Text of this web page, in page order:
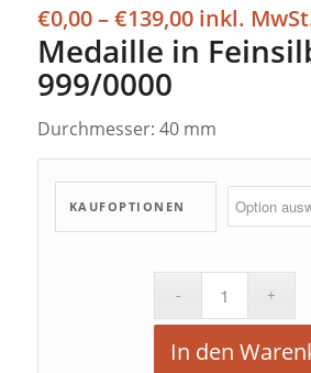
€0,00 –€139,00
€0,00
bis
Medaille in
999/0000
Durchmesser: 40 mm
KAUFOPTIONEN
In den